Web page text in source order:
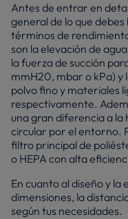
Antes de entrar en
general de lo que
términos de
son la elevación de
la fuerza de succión
mmH20, mbar o kPa) y
polvo fino y materiales
respectivamente.
una gran diferencia a la
circular por el entorno.
filtro principal de
o HEPA con alta
En cuanto al diseño y la
dimensiones, la
según tus necesidades.